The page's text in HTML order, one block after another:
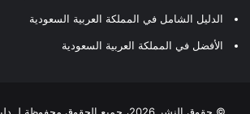
الدليل الشامل في المملكة العربية السعودية
الأفضل في المملكة العربية السعودية
© حقوق النشر 2026، جميع الحقوق محفوظة لـ